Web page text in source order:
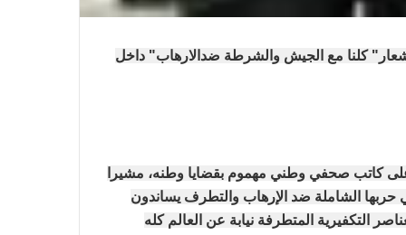
كلنا مع الجيش والشرطة ضدالارهاب" داخل
على كاتب صحفي وطني مهموم بقضايا وطنه، مشيرا
حربها الشاملة ضد الإرهاب والتطرف يساندون
التكفيرية المتطرفة نيابة عن العالم كله
في احتفالية عيد الصحافة النجفية
بمناسبة مرور ١١٢ عاما على صدور أول
صحيفة (العلم)